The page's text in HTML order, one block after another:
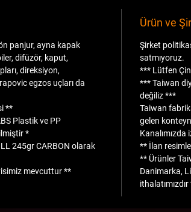
panjur, ayna kapak
difüzör, kaput,
direksiyon,
egzos uçları da
**
Plastikve PP
*
245gr CARBON olarak
mevcuttur **
Ürün ve
Şirket
satmıyoruz.
*** Lütfen Çin
*** Taiwan
değiliz ***
Taiwan
gelen
Kanalımızda
** İlan
** Ürünler
Danimarka,